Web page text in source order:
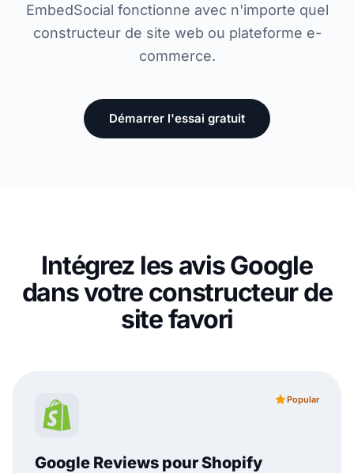
EmbedSocial fonctionne avec n'importe quel
constructeur de site web ou plateforme e-
commerce.
Démarrer l'essai gratuit
Intégrez les avis Google
dans votre constructeur de
site favori
Popular
Google Reviews pour Shopify